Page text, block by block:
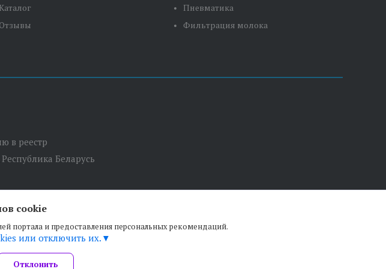
Каталог
Отзывы
Пневматика
Фильтрация молока
в реестр
Беларусь
Deal.by
cookie
портала и предоставления персональных рекомендаций.
или отключить их.
Отклонить